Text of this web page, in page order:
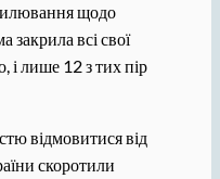
щодо
закрила всі свої
і лише 12 з тих пір
відмовитися від
скоротили